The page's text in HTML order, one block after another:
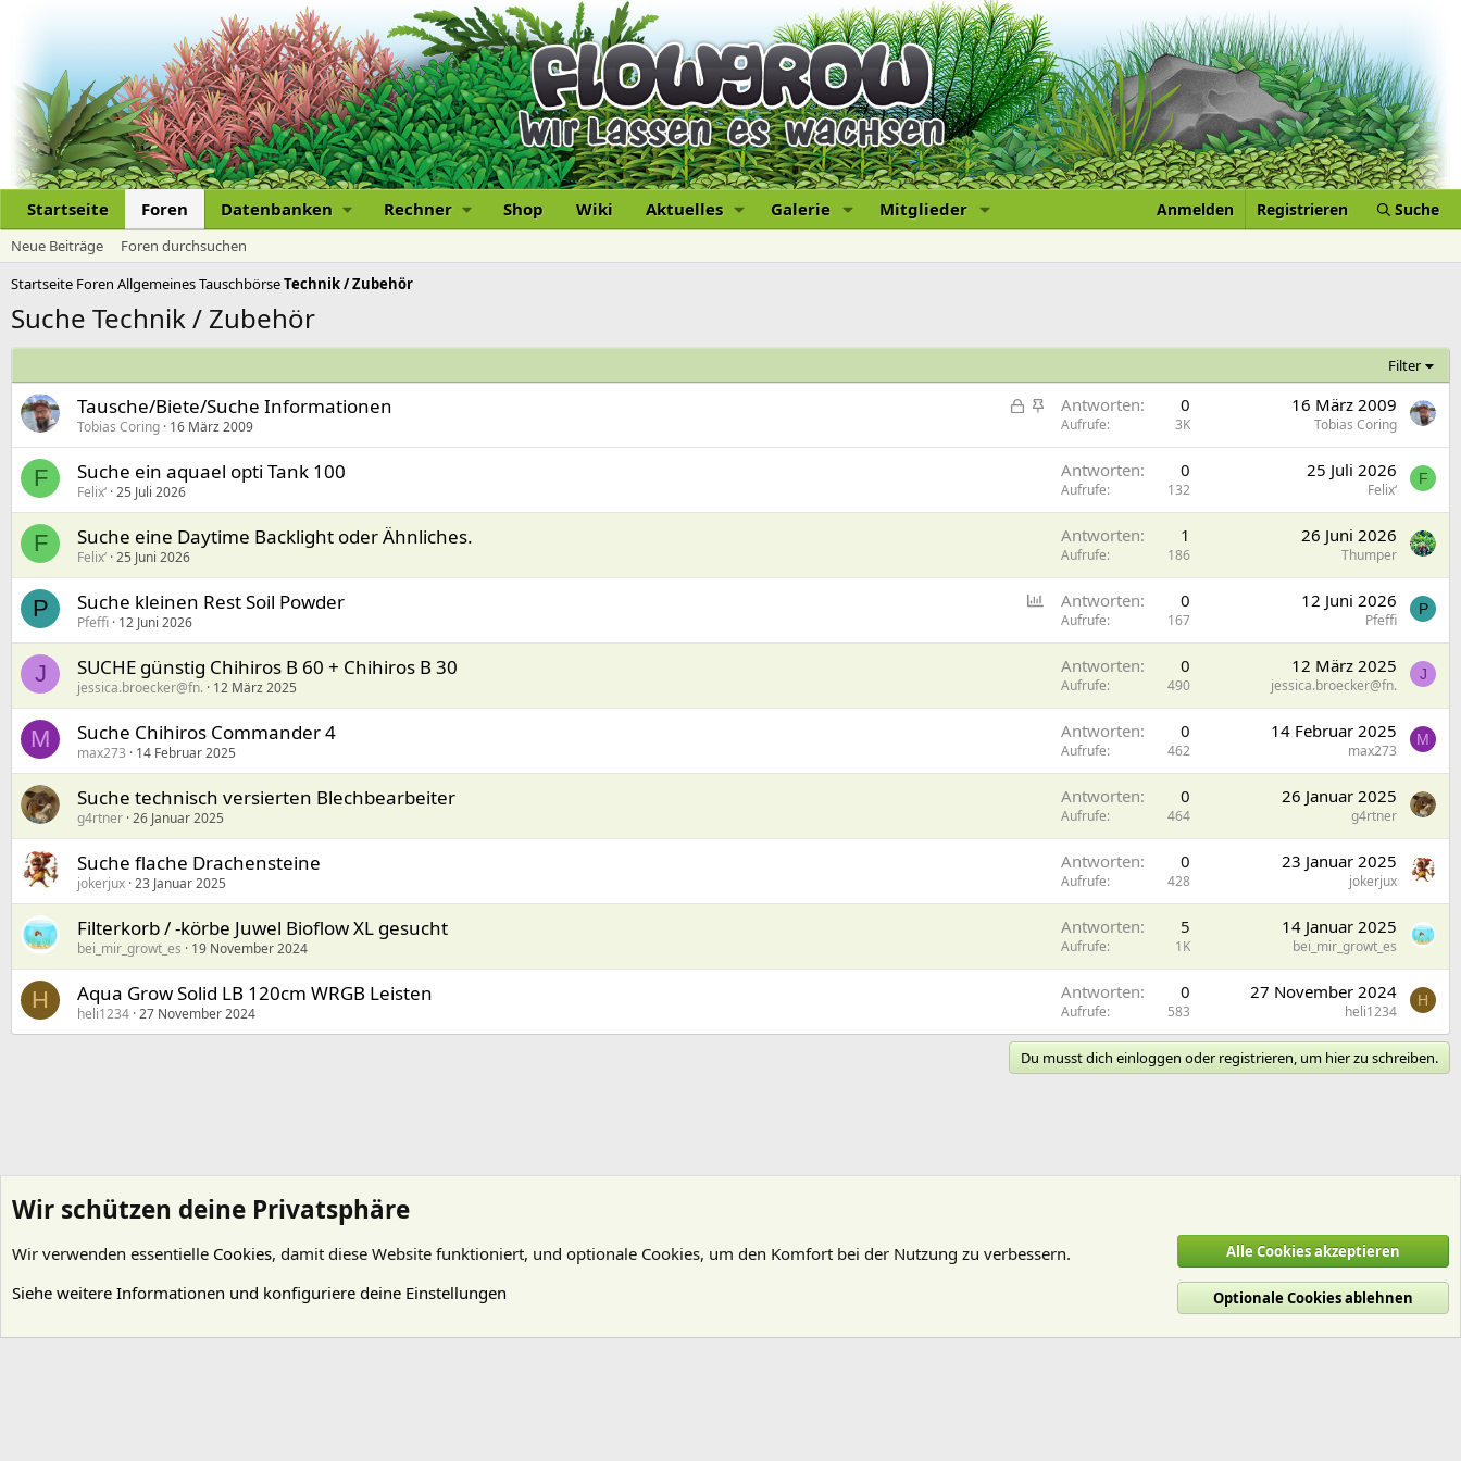
Startseite Foren Datenbanken Rechner Shop Wiki Aktuelles Galerie Mitglieder Anmelden Registrieren Suche
Neue Beiträge
Foren durchsuchen
Startseite Foren AllgemeinesTauschbörseTechnik / Zubehör
Suche Technik / Zubehör
Filter
G
s
r
A
g
i
Tausche/Biete/Suche Informationen
Tobias Coring 16 März 2009
Antworten 0
Aufrufe 3K
16 März 2009
Tobias Coring
F Suche ein aquael opti Tank 100
Felix‘ 25 Juli 2026
Antworten 0
Aufrufe 132
25 Juli 2026
Felix‘
F
F Suche eine Daytime Backlight oder Ähnliches.
Felix‘ 25 Juni 2026
Antworten 1
Aufrufe 186
26 Juni 2026
Thumper
P
f
g
Suche kleinen Rest Soil Powder
Pfeffi 12 Juni 2026
Antworten 0
Aufrufe 167
12 Juni 2026
Pfeffi
P
J SUCHE günstig Chihiros B 60 + Chihiros B 30
jessica.broecker@fn. 12 März 2025
Antworten 0
Aufrufe 490
12 März 2025
jessica.broecker@fn.
J
M Suche Chihiros Commander 4
max273 14 Februar 2025
Antworten 0
Aufrufe 462
14 Februar 2025
max273
M
Suche technisch versierten Blechbearbeiter
g4rtner 26 Januar 2025
Antworten 0
Aufrufe 464
26 Januar 2025
g4rtner
Suche flache Drachensteine
jokerjux 23 Januar 2025
Antworten 0
Aufrufe 428
23 Januar 2025
jokerjux
Filterkorb / -körbe Juwel Bioflow XL gesucht
bei_mir_growt_es 19 November 2024
Antworten 5
Aufrufe 1K
14 Januar 2025
bei_mir_growt_es
H Aqua Grow Solid LB 120cm WRGB Leisten
heli1234 27 November 2024
Antworten 0
Aufrufe 583
27 November 2024
heli1234
H
Du musst dich einloggen oder registrieren, um hier zu schreiben.
Tauschbörse
Datenschutz Hilfe und Impressum Start
R
Wir schützen deine Privatsphäre
Wir verwenden essentielle Cookies, damit diese Website funktioniert, und optionale Cookies, um den Komfort bei der Nutzung zu verbessern.
Siehe weitere Informationen und konfiguriere deine Einstellungen
Alle Cookies akzeptieren
Optionale Cookies ablehnen